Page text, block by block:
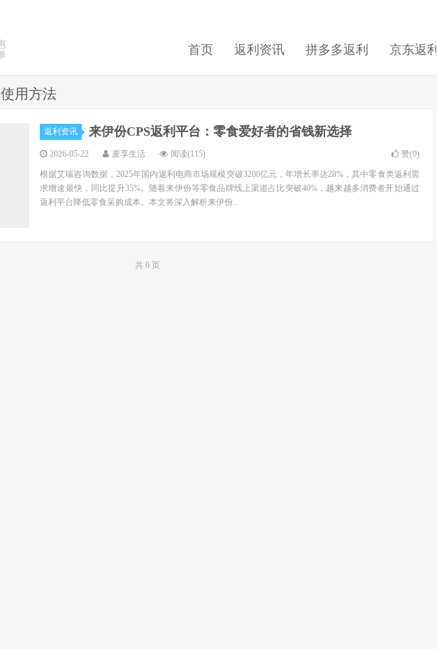
首页 返利资讯 拼多多返利 京东返利
用方法
返利资讯 来伊份CPS返利平台：零食爱好者的省钱新选择
2026-05-22 麦享生活 阅读(115) 赞(0)
根据艾瑞咨询数据，2025年国内返利电商市场规模突破3200亿元，年增长率达28%，其中零食类返利需
求增速最快，同比提升35%。随着来伊份等零食品牌线上渠道占比突破40%，越来越多消费者开始通过
返利平台降低零食采购成本。本文将深入解析来伊份...
共 0 页